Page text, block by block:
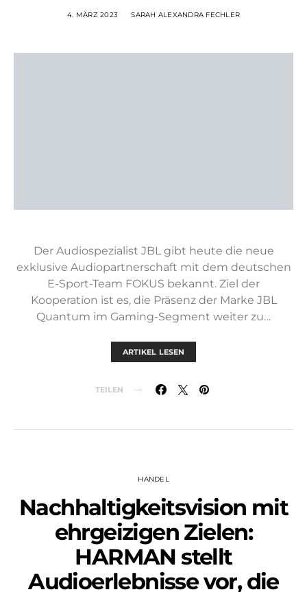
4. MÄRZ 2023 SARAH ALEXANDRA FECHLER
Der Audiospezialist JBL gibt heute die neue
exklusive Audiopartnerschaft mit dem deutschen
E-Sport-Team FOKUS bekannt. Ziel der
Kooperation ist es, die Präsenz der Marke JBL
Quantum im Gaming-Segment weiter zu…
ARTIKEL LESEN
TEILEN
HANDEL
Nachhaltigkeitsvision mit
ehrgeizigen Zielen:
HARMAN stellt
Audioerlebnisse vor, die